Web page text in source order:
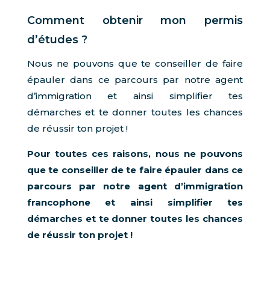
Comment obtenir mon permis
d’études ?
Nous ne pouvons que te conseiller de faire
épauler dans ce parcours par notre agent
d’immigration et ainsi simplifier tes
démarches et te donner toutes les chances
de réussir ton projet !
Pour toutes ces raisons, nous ne pouvons
que te conseiller de te faire épauler dans ce
parcours par notre agent d’immigration
francophone et ainsi simplifier tes
démarches et te donner toutes les chances
de réussir ton projet !